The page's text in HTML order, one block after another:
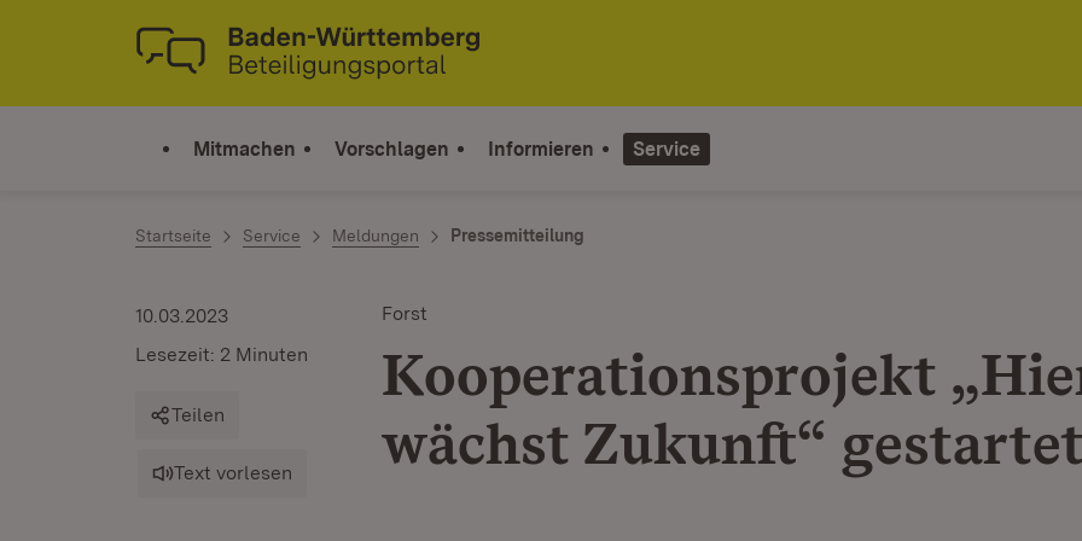
Zum Inhalt springen
Link zur Startseite
Mitmachen Vorschlagen Informieren Service
Startseite Service Meldungen Pressemitteilung
Forst
Kooperationsprojekt
wächst Zukunft“ gestartet
10.03.2023
Lesezeit: 2 Minuten
Teilen
Text vorlesen